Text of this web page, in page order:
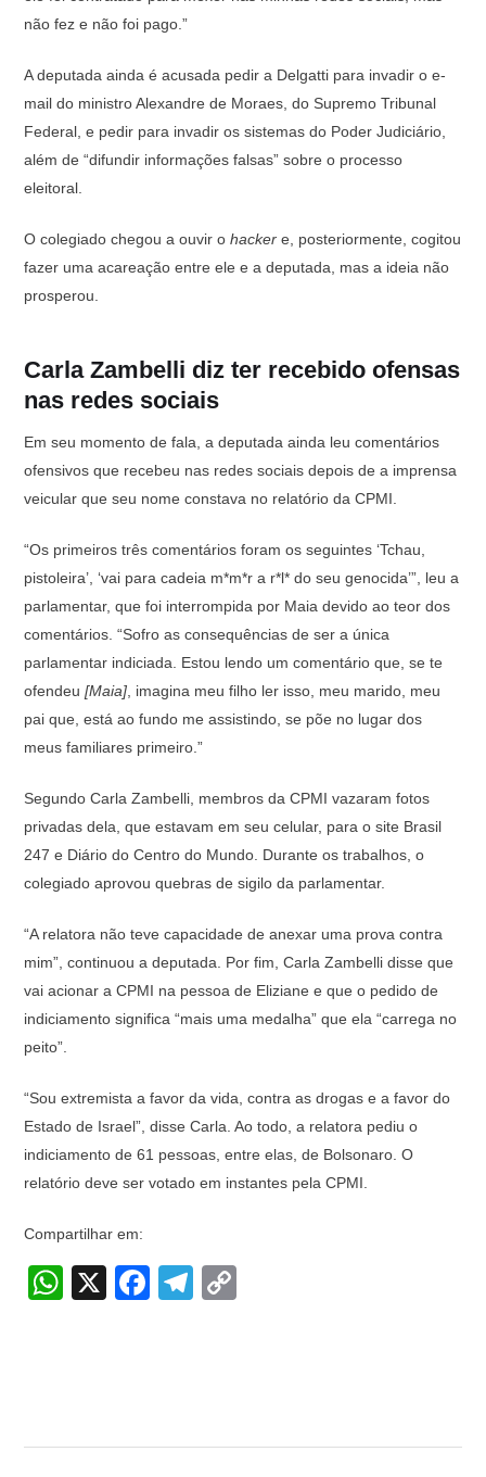
não fez e não foi pago.”
A deputada ainda é acusada pedir a Delgatti para invadir o e-
mail do ministro Alexandre de Moraes, do Supremo Tribunal
Federal, e pedir para invadir os sistemas do Poder Judiciário,
além de “difundir informações falsas” sobre o processo
eleitoral.
O colegiado chegou a ouvir o hacker e, posteriormente, cogitou
fazer uma acareação entre ele e a deputada, mas a ideia não
prosperou.
Carla Zambelli diz ter recebido ofensas
nas redes sociais
Em seu momento de fala, a deputada ainda leu comentários
ofensivos que recebeu nas redes sociais depois de a imprensa
veicular que seu nome constava no relatório da CPMI.
“Os primeiros três comentários foram os seguintes ‘Tchau,
pistoleira’, ‘vai para cadeia m*m*r a r*l* do seu genocida’”, leu a
parlamentar, que foi interrompida por Maia devido ao teor dos
comentários. “Sofro as consequências de ser a única
parlamentar indiciada. Estou lendo um comentário que, se te
ofendeu [Maia] , imagina meu filho ler isso, meu marido, meu
pai que, está ao fundo me assistindo, se põe no lugar dos
meus familiares primeiro.”
Segundo Carla Zambelli, membros da CPMI vazaram fotos
privadas dela, que estavam em seu celular, para o site Brasil
247 e Diário do Centro do Mundo. Durante os trabalhos, o
colegiado aprovou quebras de sigilo da parlamentar.
“A relatora não teve capacidade de anexar uma prova contra
mim”, continuou a deputada. Por fim, Carla Zambelli disse que
vai acionar a CPMI na pessoa de Eliziane e que o pedido de
indiciamento significa “mais uma medalha” que ela “carrega no
peito”.
“Sou extremista a favor da vida, contra as drogas e a favor do
Estado de Israel”, disse Carla. Ao todo, a relatora pediu o
indiciamento de 61 pessoas, entre elas, de Bolsonaro. O
relatório deve ser votado em instantes pela CPMI.
Compartilhar em:
W
p
X
F
o
T
m n